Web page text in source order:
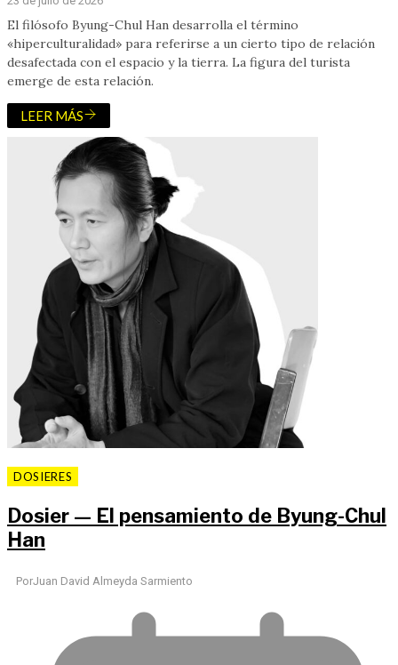
El filósofo Byung-Chul Han desarrolla el término
«hiperculturalidad» para referirse a un cierto tipo de relación
desafectada con el espacio y la tierra. La figura del turista
emerge de esta relación.
LEER MÁS
DOSIERES
Dosier — El pensamiento de Byung-Chul
Han
PorJuan David Almeyda Sarmiento